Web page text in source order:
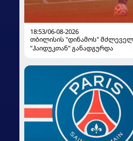
18:53/06-08-2026
თბილისის "დინამოს"
"ჰაიდუკთან" განადგურდა